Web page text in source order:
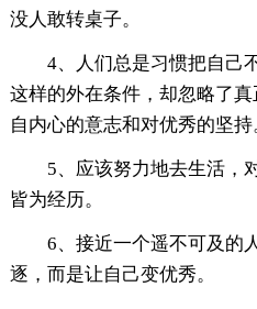
没人敢转桌子。
4、人们总是习惯把自己
这样的外在条件，却忽略了
自内心的意志和对优秀的坚持
5、应该努力地去生活，
皆为经历。
6、接近一个遥不可及的
逐，而是让自己变优秀。